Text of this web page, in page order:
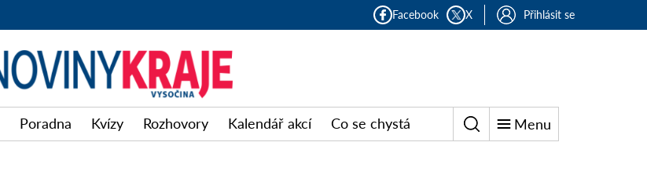
Facebook X Přihlásit se
Poradna Kvízy Rozhovory Kalendář akcí Co se chystá Menu